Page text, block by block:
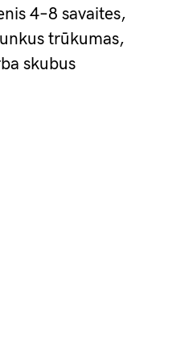
4–8 savaites,
trūkumas,
skubus